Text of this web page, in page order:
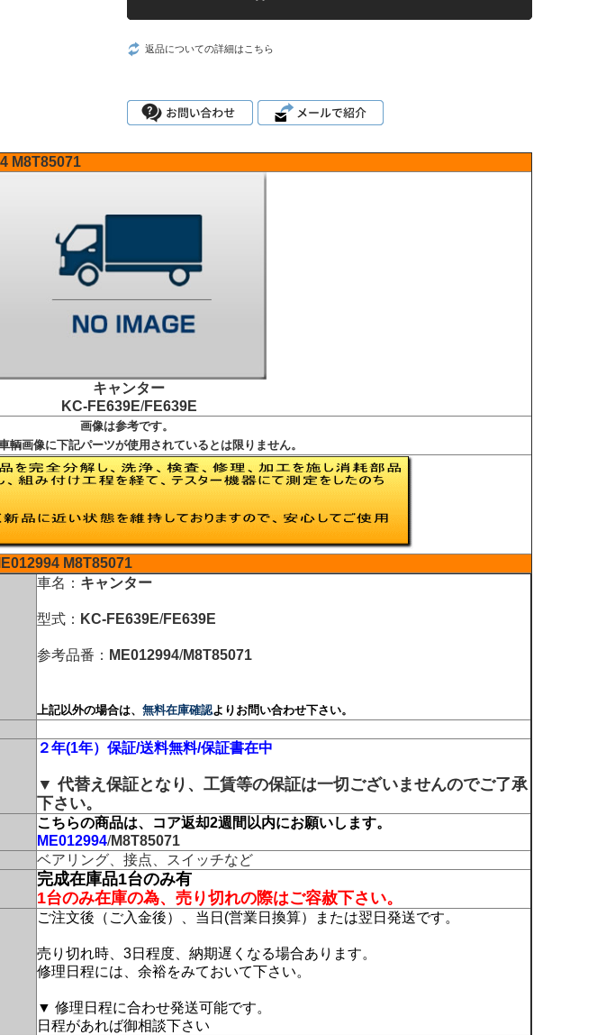
返品についての詳細はこちら
M8T85071
キャンター
KC-FE639E/FE639E
画像は参考です。
輌画像に下記パーツが使用されているとは限りません。
M8T85071
車名： キャンター
型式： KC-FE639E/FE639E
参考品番： ME012994/M8T85071
上記以外の場合は、 無料在庫確認よりお問い合わせ下さい。
２年(1年）保証/送料無料/保証書在中
▼ 代替え保証となり、工賃等の保証は一切ございませんのでご了承
下さい。
こちらの商品は、コア返却2週間以内にお願いします。
ME012994/M8T85071
ベアリング、接点、スイッチなど
完成在庫品1台のみ有
1台のみ在庫の為、売り切れの際はご容赦下さい。
ご注文後（ご入金後）、当日(営業日換算）または翌日発送です。
売り切れ時、3日程度、納期遅くなる場合あります。
修理日程には、余裕をみておいて下さい。
▼ 修理日程に合わせ発送可能です。
日程があれば御相談下さい